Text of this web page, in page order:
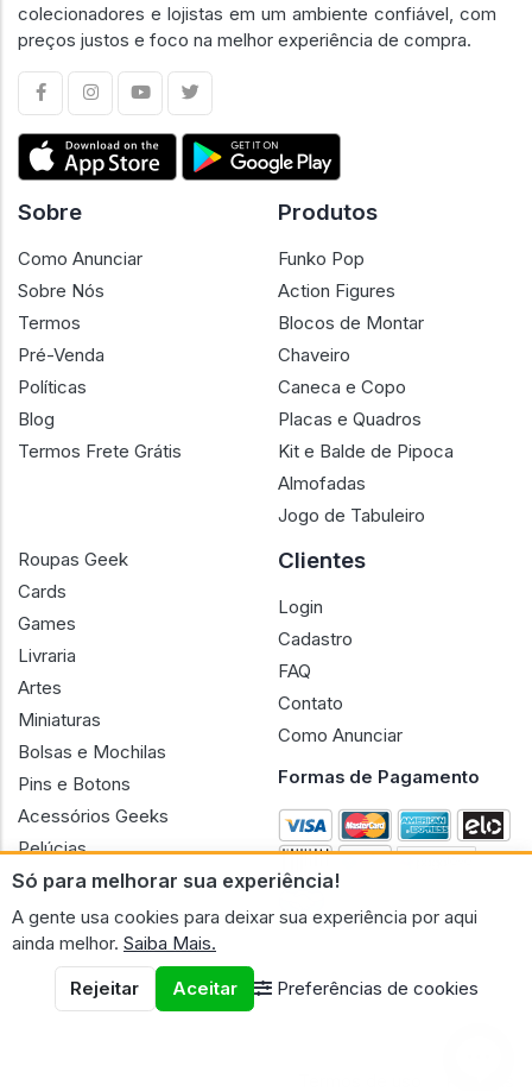
Só para melhorar sua experiência!
A gente usa cookies para deixar sua experiência por aqui
ainda melhor. Saiba Mais.
Rejeitar
Aceitar Preferências de cookies
colecionadores e lojistas em um ambiente confiável, com
preços justos e foco na melhor experiência de compra.
Sobre
Como Anunciar
Sobre Nós
Termos
Pré-Venda
Políticas
Blog
Termos Frete Grátis
Produtos
Funko Pop
Action Figures
Blocos de Montar
Chaveiro
Caneca e Copo
Placas e Quadros
Kit e Balde de Pipoca
Almofadas
Jogo de Tabuleiro
Roupas Geek
Cards
Games
Livraria
Artes
Miniaturas
Bolsas e Mochilas
Pins e Botons
Acessórios Geeks
Pelúcias
Bonecas
Clientes
Login
Cadastro
FAQ
Contato
Como Anunciar
Formas de Pagamento
CNPJ n.º 30.220.458/0001-17 - GERAL GEEK PORTAL ELETRONICO